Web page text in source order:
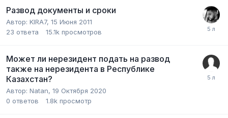
Развод документы и сроки
Автор: KIRA7, 15 Июня 2011
23 ответа 15.1k просмотров
Может ли нерезидент подать на развод
также на нерезидента в Республике
Казахстан?
Автор: Natan, 19 Октября 2020
0 ответов 1.8k просмотр